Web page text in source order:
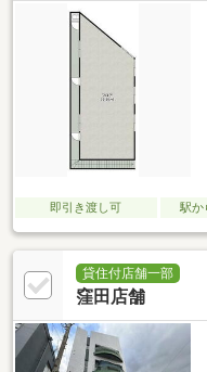
即引き渡し可 駅か
貸住付店舗一部
窪田店舗